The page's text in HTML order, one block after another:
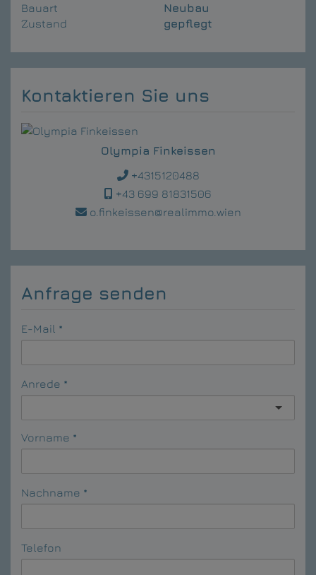
Bauart
Neubau
Zustand
gepflegt
Kontaktieren Sie uns
Olympia Finkeissen
+4315120488
+43 699 81831506
o.finkeissen@realimmo.wien
Anfrage senden
E-Mail
Anrede
Vorname
Nachname
Telefon